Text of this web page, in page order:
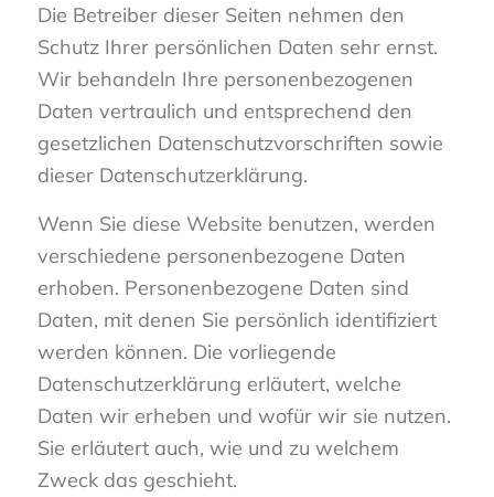
Die Betreiber dieser Seiten nehmen den
Schutz Ihrer persönlichen Daten sehr ernst.
Wir behandeln Ihre personenbezogenen
Daten vertraulich und entsprechend den
gesetzlichen Datenschutzvorschriften sowie
dieser Datenschutzerklärung.
Wenn Sie diese Website benutzen, werden
verschiedene personenbezogene Daten
erhoben. Personenbezogene Daten sind
Daten, mit denen Sie persönlich identifiziert
werden können. Die vorliegende
Datenschutzerklärung erläutert, welche
Daten wir erheben und wofür wir sie nutzen.
Sie erläutert auch, wie und zu welchem
Zweck das geschieht.